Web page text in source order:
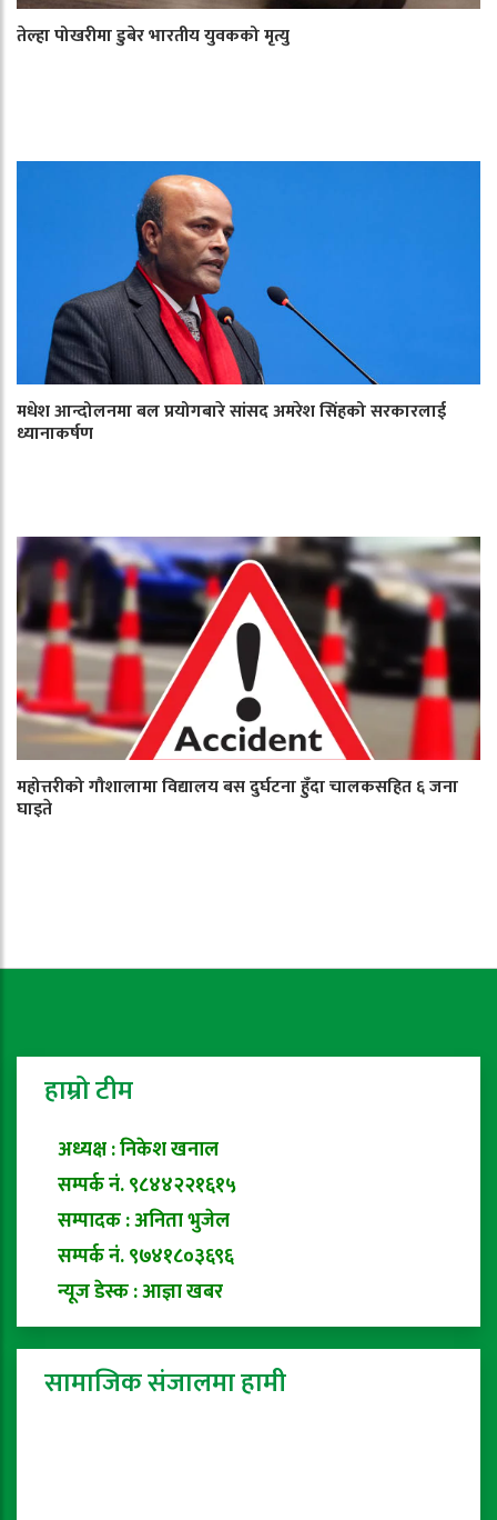
तेल्हा पोखरीमा डुबेर भारतीय युवकको मृत्यु
मधेश आन्दोलनमा बल प्रयोगबारे सांसद अमरेश सिंहको सरकारलाई
ध्यानाकर्षण
महोत्तरीको गौशालामा विद्यालय बस दुर्घटना हुँदा चालकसहित ६ जना
घाइते
हाम्रो टीम
अध्यक्ष : निकेश खनाल
सम्पर्क नं. ९८४४२२१६१५
सम्पादक : अनिता भुजेल
सम्पर्क नं. ९७४१८०३६९६
न्यूज डेस्क : आज्ञा खबर
सामाजिक संजालमा हामी